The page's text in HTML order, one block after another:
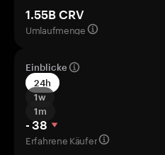
1.55B CRV
Umlaufmenge
Einblicke
24h
1w
1m
- 38
Erfahrene Käufer